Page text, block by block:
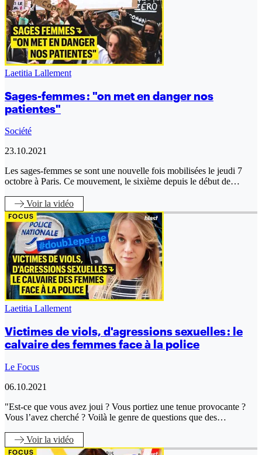
Laetitia Lallement
Sages-femmes : "on met en danger nos
patientes"
Société
23.10.2021
Les sages-femmes se sont une nouvelle fois mobilisées le jeudi 7
octobre à Paris. Ce mouvement, le sixième depuis le début de…
Voirla vidéo
Laetitia Lallement
Victimes de viols, d'agressions sexuelles : le
calvaire des femmes face à la police
Le Focus
06.10.2021
"Est-ce que vous avez joui ? Vous portiez une tenue provocante ?
Vous l’avez cherché ? Voilà le genre de questions que des…
Voirla vidéo